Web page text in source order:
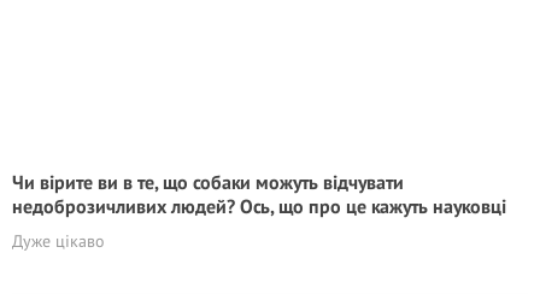
Чи вірите ви в те, що собаки можуть відчувати
недоброзичливих людей? Ось, що про це кажуть науковці
Дуже цікаво